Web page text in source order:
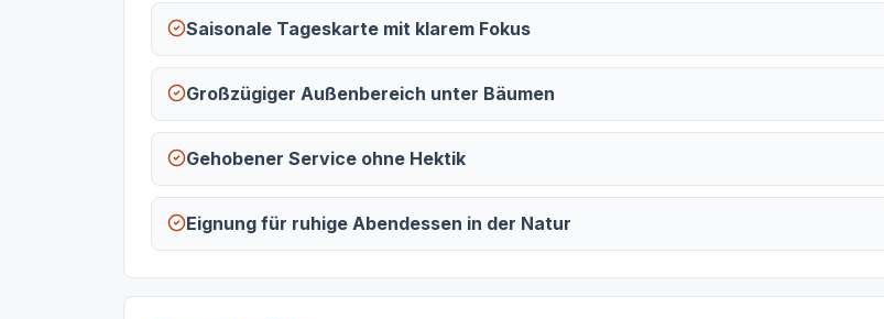
Saisonale Tageskarte mit klarem Fokus
Großzügiger Außenbereich unter Bäumen
Gehobener Service ohne Hektik
Eignung für ruhige Abendessen in der Natur